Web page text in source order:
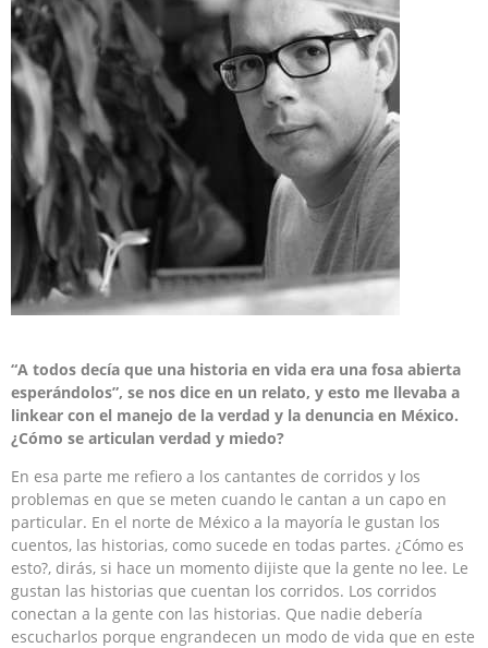
“A todos decía que una historia en vida era una fosa abierta
esperándolos”, se nos dice en un relato, y esto me llevaba a
linkear con el manejo de la verdad y la denuncia en México.
¿Cómo se articulan verdad y miedo?
En esa parte me refiero a los cantantes de corridos y los
problemas en que se meten cuando le cantan a un capo en
particular. En el norte de México a la mayoría le gustan los
cuentos, las historias, como sucede en todas partes. ¿Cómo es
esto?, dirás, si hace un momento dijiste que la gente no lee. Le
gustan las historias que cuentan los corridos. Los corridos
conectan a la gente con las historias. Que nadie debería
escucharlos porque engrandecen un modo de vida que en este